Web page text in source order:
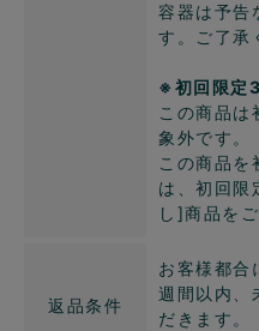
容器は予告
す。ご了承
※初回限定
この商品
象外です。
この商品を
は、初回限
し]商品を
返品条件
お客様都合
週間以内、
だきます。